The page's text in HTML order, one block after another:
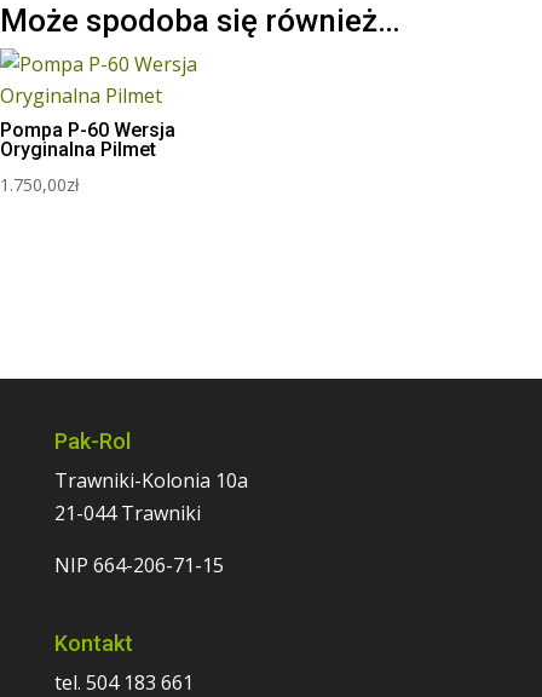
Może spodoba się również…
Pompa P-60 Wersja
Oryginalna Pilmet
1.750,00zł
Pak-Rol
Trawniki-Kolonia 10a
21-044 Trawniki
NIP 664-206-71-15
Kontakt
tel. 504 183 661